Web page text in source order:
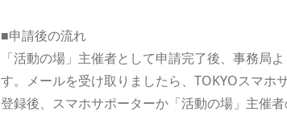
■申請後の流れ
「活動の場」主催者として申請完了後、事務局
す。メールを受け取りましたら、TOKYOスマホ
登録後、スマホサポーターか「活動の場」主催